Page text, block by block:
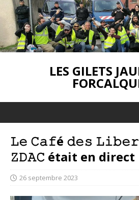
LES GILETS
𝙻𝚎 𝙲𝚊𝚏é 𝚍𝚎𝚜
𝚉𝙳𝙰𝙲 était en direct
26 septembre 2023